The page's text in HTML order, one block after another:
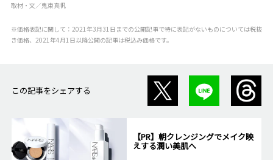
取材・文／鬼束真帆
※価格表記に関して：2021年3月31日までの公開記事で特に表記がないものについては税抜
き価格、2021年4月1日以降公開の記事は税込み価格です。
この記事をシェアする
【PR】朝クレンジングでメイク映
えする潤い美肌へ